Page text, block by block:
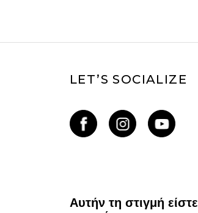
LET’S SOCIALIZE
Αυτήν τη στιγμή είστε